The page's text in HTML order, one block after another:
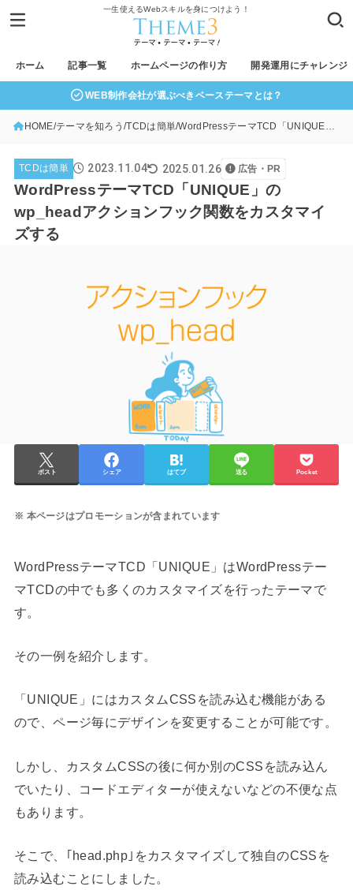
一生使えるWebスキルを身につけよう！
ホーム 記事一覧 ホームページの作り方 開発運用にチャレンジ
WEB制作会社が選ぶべきベーステーマとは？
HOME テーマを知ろう TCDは簡単 WordPressテーマTCD「UNIQUE」のwp_headアクションフック関数をカスタマイズする
TCDは簡単 2023.11.04 2025.01.26 広告・PR
WordPressテーマTCD「UNIQUE」の
wp_headアクションフック関数をカスタマイ
ズする
ポスト シェア はてブ 送る Pocket
本ページはプロモーションが含まれています
WordPressテーマTCD「UNIQUE」はWordPressテー
マTCDの中でも多くのカスタマイズを行ったテーマで
す。
その一例を紹介します。
「UNIQUE」にはカスタムCSSを読み込む機能がある
ので、ページ毎にデザインを変更することが可能です。
しかし、カスタムCSSの後に何か別のCSSを読み込ん
でいたり、コードエディターが使えないなどの不便な点
もあります。
そこで、｢head.php｣をカスタマイズして独自のCSSを
読み込むことにしました。